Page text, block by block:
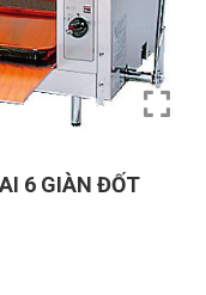
6 GIÀN ĐỐT